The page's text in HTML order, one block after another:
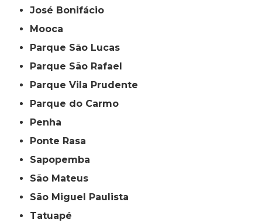
José Bonifácio
Mooca
Parque São Lucas
Parque São Rafael
Parque Vila Prudente
Parque do Carmo
Penha
Ponte Rasa
Sapopemba
São Mateus
São Miguel Paulista
Tatuapé